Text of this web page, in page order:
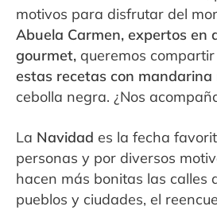
motivos para disfrutar del
Abuela Carmen, expertos en
gourmet, queremos
estas recetas con mandarina
cebolla negra. ¿Nos
La Navidad es la fecha
personas y por diversos
hacen más bonitas las calles
pueblos y ciudades, el